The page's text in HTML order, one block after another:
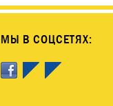
МЫ В СОЦСЕТЯХ: